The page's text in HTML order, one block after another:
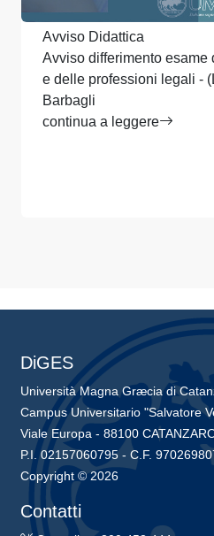
Avviso Didattica
Avviso differimento
e delle professioni legali -
Barbagli
continua a leggere
DiGES
Università Magna Græcia di
Campus Universitario "Salvatore
Viale Europa - 88100
P.I. 02157060795 - C.F.
Copyright © 2026
Contatti